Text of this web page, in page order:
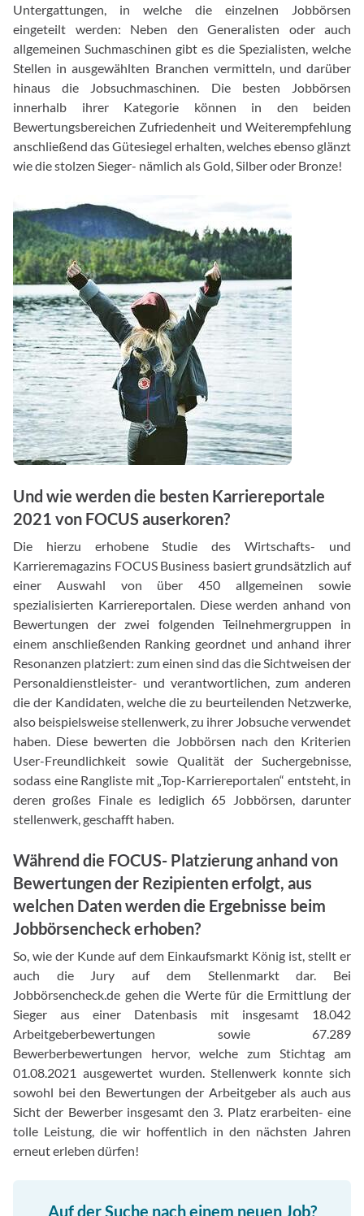
Untergattungen, in welche die einzelnen Jobbörsen
eingeteilt werden: Neben den Generalisten oder auch
allgemeinen Suchmaschinen gibt es die Spezialisten, welche
Stellen in ausgewählten Branchen vermitteln, und darüber
hinaus die Jobsuchmaschinen. Die besten Jobbörsen
innerhalb ihrer Kategorie können in den beiden
Bewertungsbereichen Zufriedenheit und Weiterempfehlung
anschließend das Gütesiegel erhalten, welches ebenso glänzt
wie die stolzen Sieger- nämlich als Gold, Silber oder Bronze!
Und wie werden die besten Karriereportale
2021 von FOCUS auserkoren?
Die hierzu erhobene Studie des Wirtschafts- und
Karrieremagazins FOCUS Business basiert grundsätzlich auf
einer Auswahl von über 450 allgemeinen sowie
spezialisierten Karriereportalen. Diese werden anhand von
Bewertungen der zwei folgenden Teilnehmergruppen in
einem anschließenden Ranking geordnet und anhand ihrer
Resonanzen platziert: zum einen sind das die Sichtweisen der
Personaldienstleister- und verantwortlichen, zum anderen
die der Kandidaten, welche die zu beurteilenden Netzwerke,
also beispielsweise stellenwerk, zu ihrer Jobsuche verwendet
haben. Diese bewerten die Jobbörsen nach den Kriterien
User-Freundlichkeit sowie Qualität der Suchergebnisse,
sodass eine Rangliste mit „Top-Karriereportalen“ entsteht, in
deren großes Finale es lediglich 65 Jobbörsen, darunter
stellenwerk, geschafft haben.
Während die FOCUS- Platzierung anhand von
Bewertungen der Rezipienten erfolgt, aus
welchen Daten werden die Ergebnisse beim
Jobbörsencheck erhoben?
So, wie der Kunde auf dem Einkaufsmarkt König ist, stellt er
auch die Jury auf dem Stellenmarkt dar. Bei
Jobbörsencheck.de gehen die Werte für die Ermittlung der
Sieger aus einer Datenbasis mit insgesamt 18.042
Arbeitgeberbewertungen sowie 67.289
Bewerberbewertungen hervor, welche zum Stichtag am
01.08.2021 ausgewertet wurden. Stellenwerk konnte sich
sowohl bei den Bewertungen der Arbeitgeber als auch aus
Sicht der Bewerber insgesamt den 3. Platz erarbeiten- eine
tolle Leistung, die wir hoffentlich in den nächsten Jahren
erneut erleben dürfen!
Auf der Suche nach einem neuen Job?